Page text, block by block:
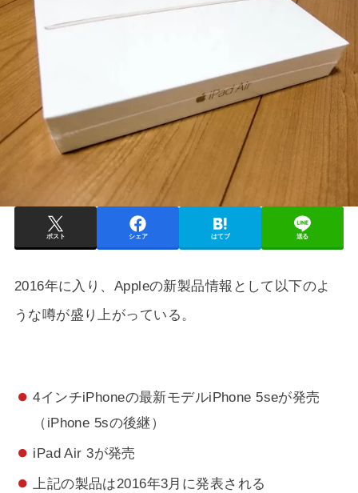
ポスト シェア はてブ 送る
2016年に入り、Appleの新製品情報として以下のよ
うな噂が盛り上がっている。
4インチiPhoneの最新モデルiPhone 5seが発売
（iPhone 5sの後継）
iPad Air 3が発売
上記の製品は2016年3月に発表される